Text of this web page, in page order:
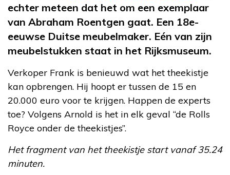
echter meteen dat het om een exemplaar
van Abraham Roentgen gaat. Een 18e-
eeuwse Duitse meubelmaker. Eén van zijn
meubelstukken staat in het Rijksmuseum.
Verkoper Frank is benieuwd wat het theekistje
kan opbrengen. Hij hoopt er tussen de 15 en
20.000 euro voor te krijgen. Happen de experts
toe? Volgens Arnold is het in elk geval “de Rolls
Royce onder de theekistjes”.
Het fragment van het theekistje start vanaf 35.24
minuten.